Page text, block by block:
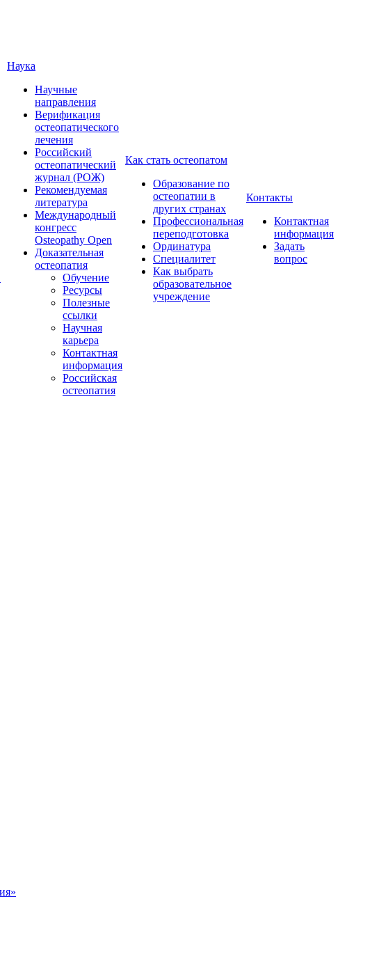
Наука
Научные
направления
Верификация
остеопатического
лечения
Российский
остеопатический
журнал (РОЖ)
Рекомендуемая
литература
Международный
конгресс
Osteopathy Open
Доказательная
остеопатия
Обучение
Ресурсы
Полезные
ссылки
Научная
карьера
Контактная
информация
Российская
остеопатия
Как стать остеопатом
Образование по
остеопатии в
других странах
Профессиональная
переподготовка
Ординатура
Специалитет
Как выбрать
образовательное
учреждение
Контакты
Контактная
информация
Задать
вопрос